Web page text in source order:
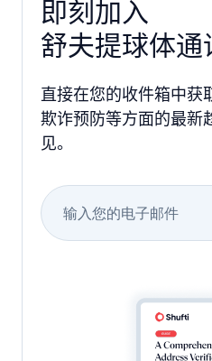
即刻加入
舒夫提球体通
直接在您的收件箱中获
欺诈预防等方面的最新
见。